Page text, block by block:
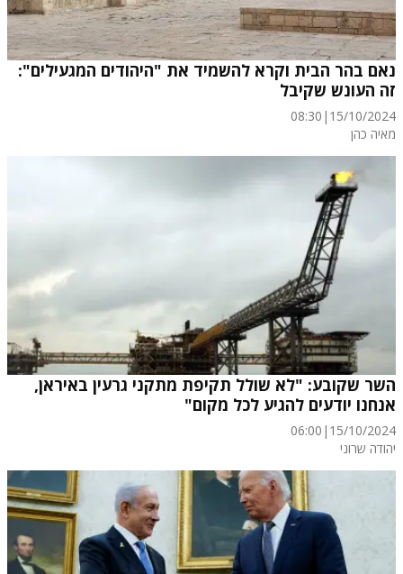
נאם בהר הבית וקרא להשמיד את "היהודים המגעילים":
זה העונש שקיבל
15/10/2024
|
08:30
מאיה כהן
השר שקובע: "לא שולל תקיפת מתקני גרעין באיראן,
אנחנו יודעים להגיע לכל מקום"
15/10/2024
|
06:00
יהודה שרוני